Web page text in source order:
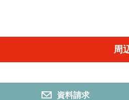
周
資料請求